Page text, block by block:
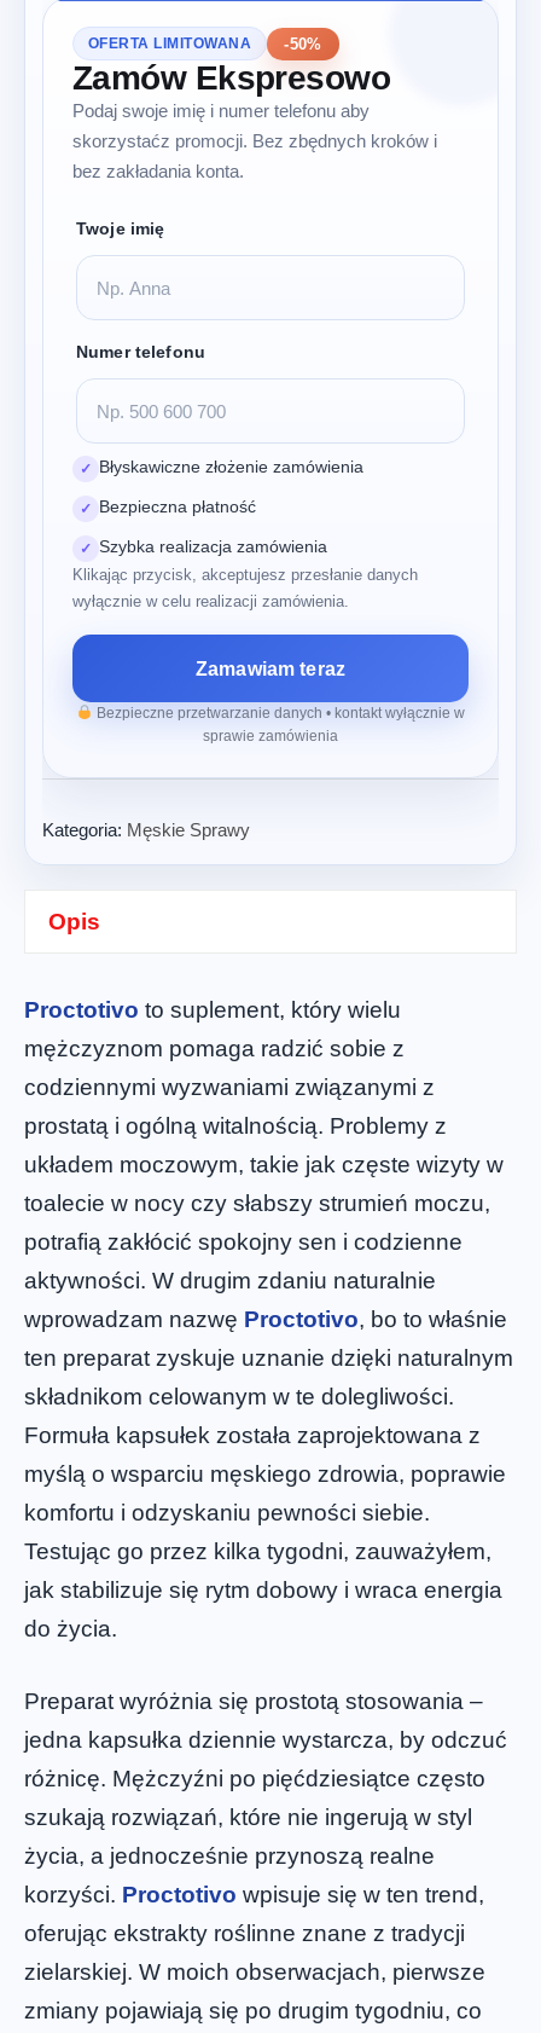
OFERTA LIMITOWANA -50%
Zamów Ekspresowo
Podaj swoje imię i numer telefonu aby
skorzystaćz promocji. Bez zbędnych kroków i
bez zakładania konta.
Twoje imię
Numer telefonu
✓ Błyskawiczne złożenie zamówienia
✓ Bezpieczna płatność
✓ Szybka realizacja zamówienia
Klikając przycisk, akceptujesz przesłanie danych
wyłącznie w celu realizacji zamówienia.
Zamawiam teraz
Bezpieczne przetwarzanie danych • kontakt wyłącznie w
sprawie zamówienia
Kategoria: Męskie Sprawy
Opis
Proctotivo to suplement, który wielu
mężczyznom pomaga radzić sobie z
codziennymi wyzwaniami związanymi z
prostatą i ogólną witalnością. Problemy z
układem moczowym, takie jak częste wizyty w
toalecie w nocy czy słabszy strumień moczu,
potrafią zakłócić spokojny sen i codzienne
aktywności. W drugim zdaniu naturalnie
wprowadzam nazwę Proctotivo, bo to właśnie
ten preparat zyskuje uznanie dzięki naturalnym
składnikom celowanym w te dolegliwości.
Formuła kapsułek została zaprojektowana z
myślą o wsparciu męskiego zdrowia, poprawie
komfortu i odzyskaniu pewności siebie.
Testując go przez kilka tygodni, zauważyłem,
jak stabilizuje się rytm dobowy i wraca energia
do życia.
Preparat wyróżnia się prostotą stosowania –
jedna kapsułka dziennie wystarcza, by odczuć
różnicę. Mężczyźni po pięćdziesiątce często
szukają rozwiązań, które nie ingerują w styl
życia, a jednocześnie przynoszą realne
korzyści. Proctotivo wpisuje się w ten trend,
oferując ekstrakty roślinne znane z tradycji
zielarskiej. W moich obserwacjach, pierwsze
zmiany pojawiają się po drugim tygodniu, co